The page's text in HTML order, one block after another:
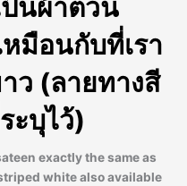
ป็นผ้าต่วน
มือนกับที่เรา
ว (ลายทางสี
ะบุไว้)
exactly the same as
white also available